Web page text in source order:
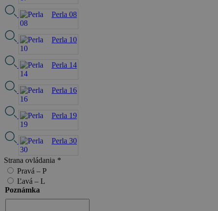
Perla 08
Perla 10
Perla 14
Perla 16
Perla 19
Perla 30
Strana ovládania *
Pravá – P
Ľavá – L
Poznámka